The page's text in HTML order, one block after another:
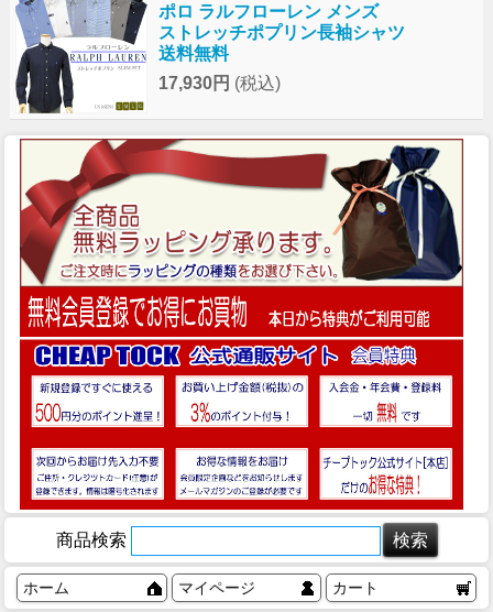
ポロ ラルフローレン メンズ
ストレッチポプリン長袖シャツ
送料無料
17,930円 (税込)
商品検索
ホーム マイページ カート